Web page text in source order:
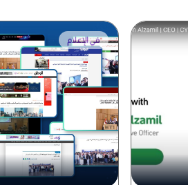
في الإعلام